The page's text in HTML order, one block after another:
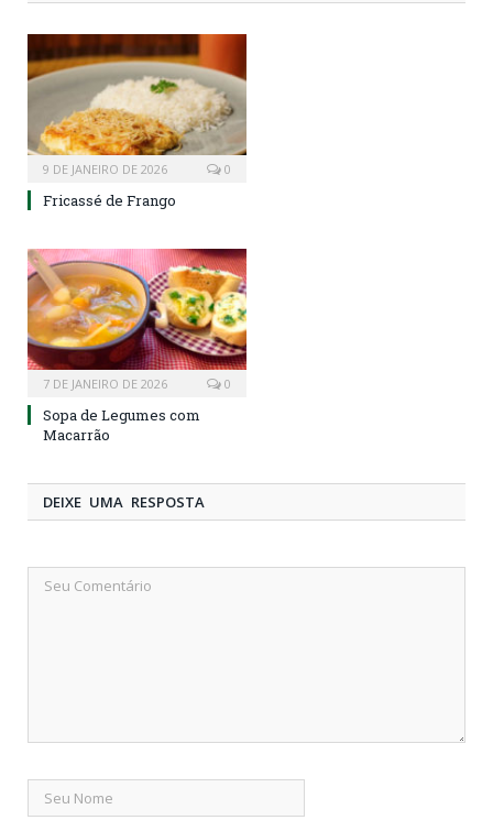
9 DE JANEIRO DE 2026 0
Fricassé de Frango
7 DE JANEIRO DE 2026 0
Sopa de Legumes com
Macarrão
DEIXE UMA RESPOSTA